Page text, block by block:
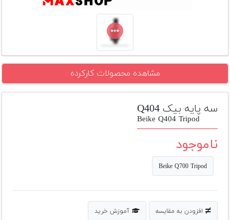
افزودن
دست
دوم
قیمت
دوربین
مشاهده محصولات کارکرده
سه پایه بیک Q404
Beike Q404 Tripod
ناموجود
Beike Q700 Tripod
افزودن به مقایسه آموزش خرید